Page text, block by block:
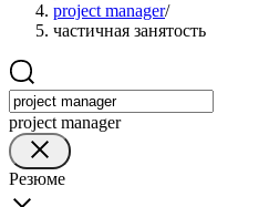
project manager/
частичная занятость
project manager
Резюме